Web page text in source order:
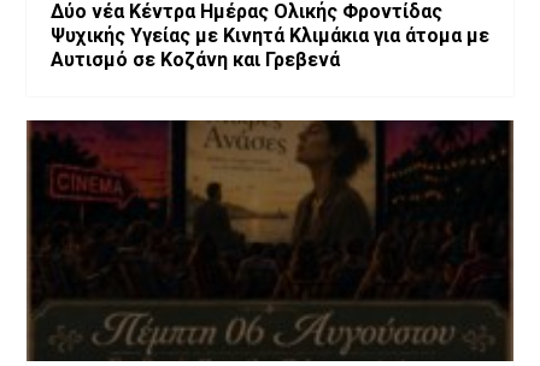
Δύο νέα Κέντρα Ημέρας Ολικής Φροντίδας
Ψυχικής Υγείας με Κινητά Κλιμάκια για άτομα με
Αυτισμό σε Κοζάνη και Γρεβενά